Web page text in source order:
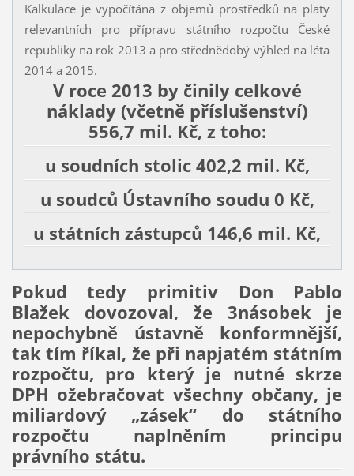
Kalkulace je vypočítána z objemů prostředků na platy
relevantních pro přípravu státního rozpočtu České
republiky na rok 2013 a pro střednědobý výhled na léta
2014 a 2015.
V roce 2013 by činily celkové
náklady (včetně příslušenství)
556,7 mil. Kč, z toho:
u soudních stolic 402,2 mil. Kč,
u soudců Ústavního soudu 0 Kč,
u státních zástupců 146,6 mil. Kč,
Pokud tedy primitiv Don Pablo
Blažek dovozoval, že 3násobek je
nepochybně ústavně konformnější,
tak tím říkal, že při napjatém státním
rozpočtu, pro který je nutné skrze
DPH ožebračovat všechny občany, je
miliardový „zásek“ do státního
rozpočtu naplněním principu
právního státu.